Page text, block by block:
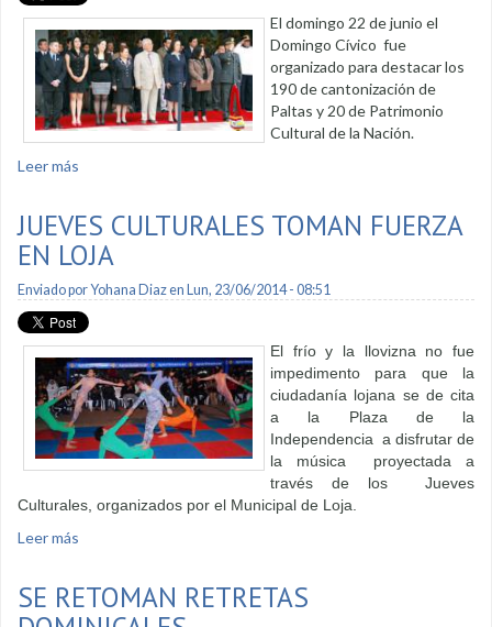
El domingo 22 de junio el
Domingo Cívico fue
organizado para destacar los
190 de cantonización de
Paltas y 20 de Patrimonio
Cultural de la Nación.
Leer más
JUEVES CULTURALES TOMAN FUERZA
EN LOJA
Enviado porYohana Diazen Lun, 23/06/2014 - 08:51
El frío y la llovizna no fue
impedimento para que la
ciudadanía lojana se de cita
a la Plaza de la
Independencia a disfrutar de
la música proyectada a
través de los Jueves
Culturales, organizados por el Municipal de Loja.
Leer más
SE RETOMAN RETRETAS